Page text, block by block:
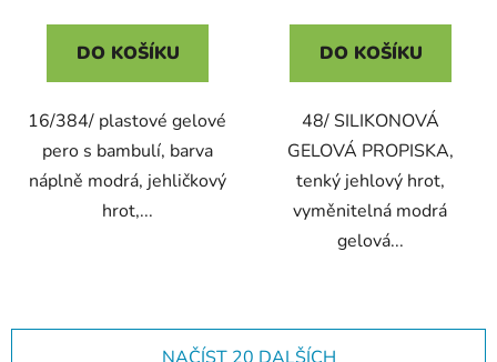
DO KOŠÍKU
16/384/ plastové gelové
pero s bambulí, barva
náplně modrá, jehličkový
hrot,...
DO KOŠÍKU
48/ SILIKONOVÁ
GELOVÁ PROPISKA,
tenký jehlový hrot,
vyměnitelná modrá
gelová...
NAČÍST 20 DALŠÍCH